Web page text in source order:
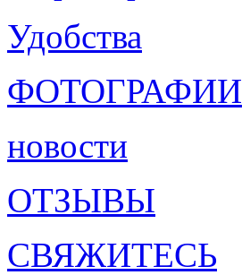
Удобства
ФОТОГРАФИИ
новости
ОТЗЫВЫ
СВЯЖИТЕСЬ